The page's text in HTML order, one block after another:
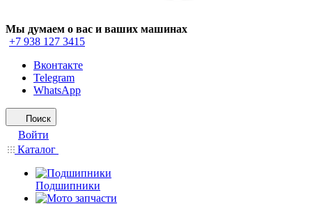
Мы думаем о вас и ваших машинах
+7 938 127 3415
Вконтакте
Telegram
WhatsApp
Поиск
Войти
Каталог
Подшипники